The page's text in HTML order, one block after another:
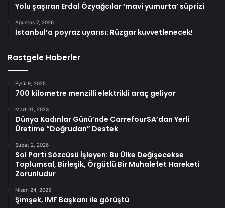
Yolu şaşıran Erdal Özyağcılar ‘mavi yumurta’ süprizi
Ağustos 7, 2026
İstanbul’a poyraz uyarısı: Rüzgar kuvvetlenecek!
Rastgele Haberler
Eylül 9, 2025
700 kilometre menzilli elektrikli araç geliyor
Mart 31, 2023
Dünya Kadınlar Günü’nde CarrefourSA’dan Yerli
Üretime “Doğrudan” Destek
Şubat 2, 2026
Sol Parti Sözcüsü İşleyen: Bu Ülke Değişecekse
Toplumsal, Birleşik, Örgütlü Bir Muhalefet Hareketi
Zorunludur
Nisan 24, 2025
Şimşek, IMF Başkanı ile görüştü